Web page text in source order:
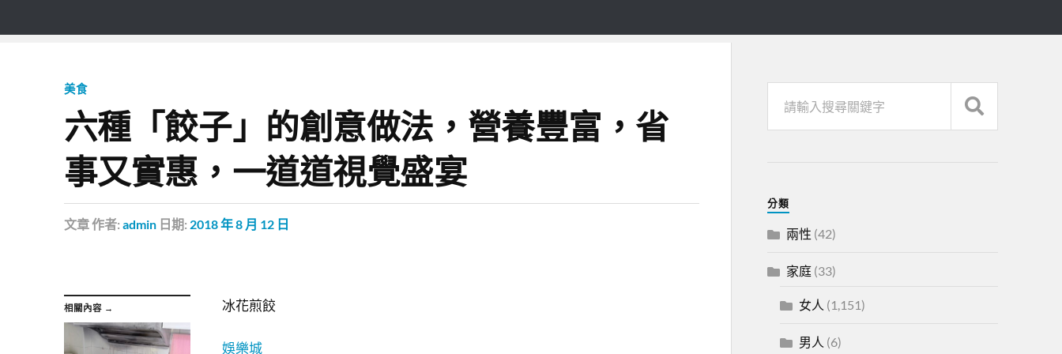
美食
六種「餃子」的創意做法，營養豐富，省
事又實惠，一道道視覺盛宴
文章作者: admin 日期: 2018 年 8 月 12 日
相關內容 → 冰花煎餃
娛樂城
分類
兩性 (42)
家庭(33)
女人 (1,151)
男人 (6)